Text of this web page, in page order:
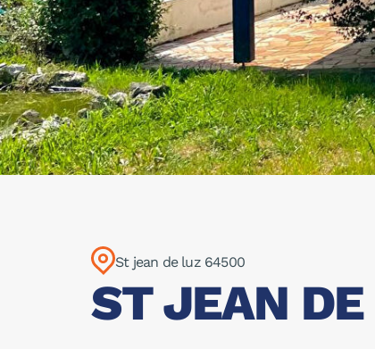
St jean de luz 64500
ST JEAN